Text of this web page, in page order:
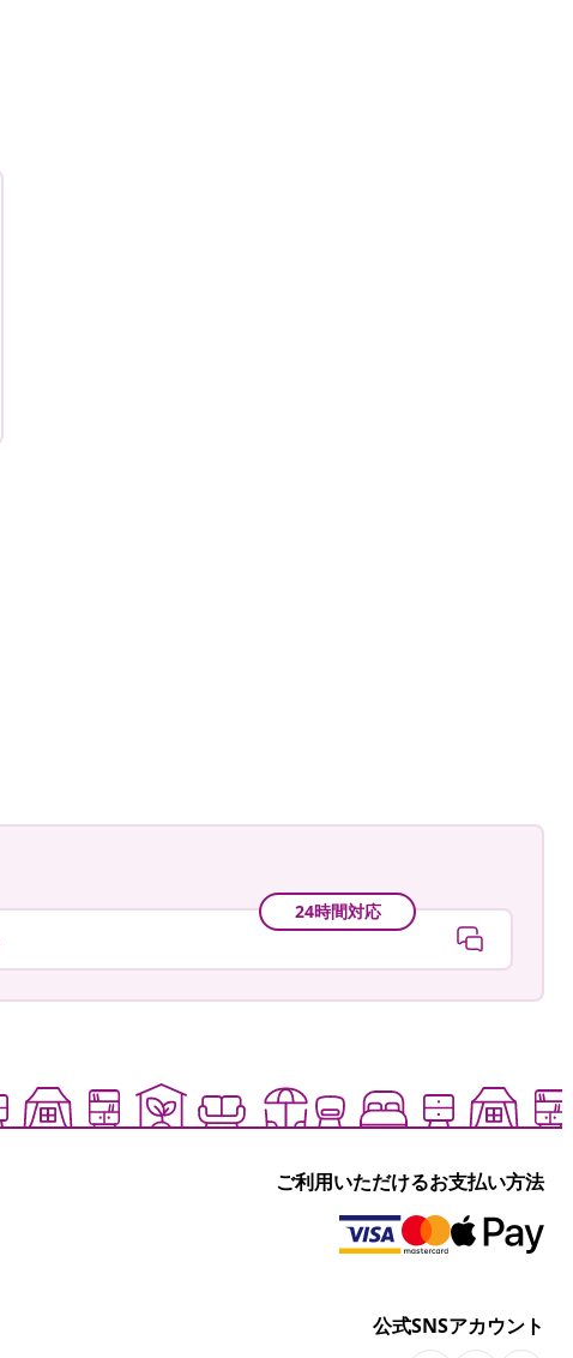
24時間対応
ご利用いただけるお支払い方法
公式SNSアカウント